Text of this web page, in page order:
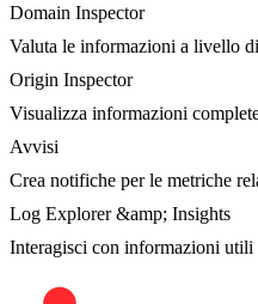
Domain Inspector
Valuta le informazioni a livello
Origin Inspector
Visualizza informazioni
Avvisi
Crea notifiche per le metriche
Log Explorer &amp; Insights
Interagisci con informazioni utili